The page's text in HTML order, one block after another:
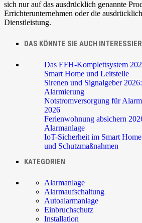
sich nur auf das ausdrücklich genannte
Errichterunternehmen oder die
Dienstleistung.
DAS KÖNNTE SIE AUCH
Das EFH-Komplettsystem
Smart Home und Leitstelle
Sirenen und Signalgeber
Alarmierung
Notstromversorgung für
2026
Ferienwohnung absichern
Alarmanlage
IoT-Sicherheit im Smart
und Schutzmaßnahmen
KATEGORIEN
Alarmanlage
Alarmaufschaltung
Autoalarmanlage
Einbruchschutz
Installation